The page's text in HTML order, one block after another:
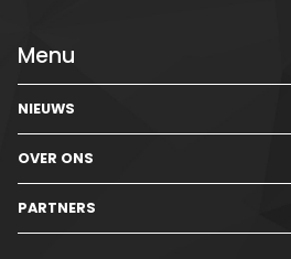
Menu
NIEUWS
OVER ONS
PARTNERS